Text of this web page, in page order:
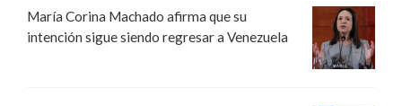
María Corina Machado afirma que su
intención sigue siendo regresar a Venezuela